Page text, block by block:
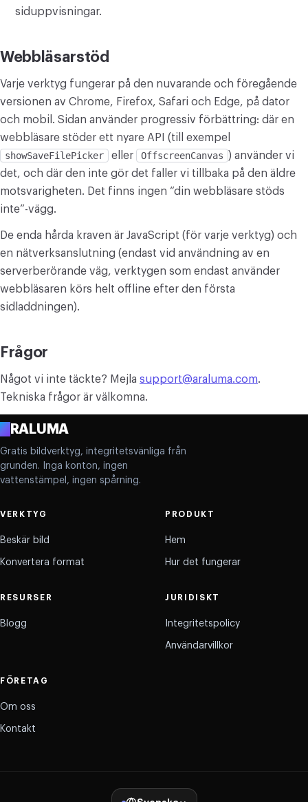
siduppvisningar.
Webbläsarstöd
Varje verktyg fungerar på den nuvarande och föregående
versionen av Chrome, Firefox, Safari och Edge, på dator
och mobil. Sidan använder progressiv förbättring: där en
webbläsare stöder ett nyare API (till exempel
showSaveFilePicker
eller OffscreenCanvas ) använder vi
det, och där den inte gör det faller vi tillbaka på den äldre
motsvarigheten. Det finns ingen “din webbläsare stöds
inte”-vägg.
De enda hårda kraven är JavaScript (för varje verktyg) och
en nätverksanslutning (endast vid användning av en
serverberörande väg, verktygen som endast använder
webbläsaren körs helt offline efter den första
sidladdningen).
Frågor
Något vi inte täckte? Mejla support@araluma.com.
Tekniska frågor är välkomna.
ARALUMA
Gratis bildverktyg, integritetsvänliga från
grunden. Inga konton, ingen
vattenstämpel, ingen spårning.
VERKTYG
Beskär bild
Konvertera format
PRODUKT
Hem
Hur det fungerar
RESURSER
Blogg
JURIDISKT
Integritetspolicy
Användarvillkor
FÖRETAG
Om oss
Kontakt